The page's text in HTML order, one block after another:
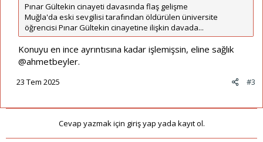
Pınar Gültekin cinayeti davasında flaş gelişme
Muğla'da eski sevgilisi tarafından öldürülen üniversite
öğrencisi Pınar Gültekin cinayetine ilişkin davada...
Konuyu en ince ayrıntısına kadar işlemişsin, eline sağlık
@ahmetbeyler.
#3
23 Tem 2025
Cevap yazmak için giriş yap yada kayıt ol.